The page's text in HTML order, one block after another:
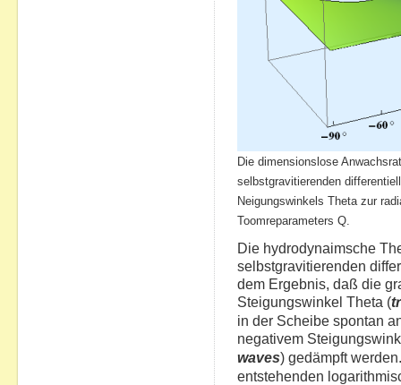
Die dimensionslose
selbstgravitierenden
Neigungswinkels Theta zur
Toomreparameters Q.
Die hydrodynaimsche
selbstgravitierenden
dem Ergebnis, daß die
Steigungswinkel Theta (
in der Scheibe spontan
negativem
waves) gedämpft
entstehenden